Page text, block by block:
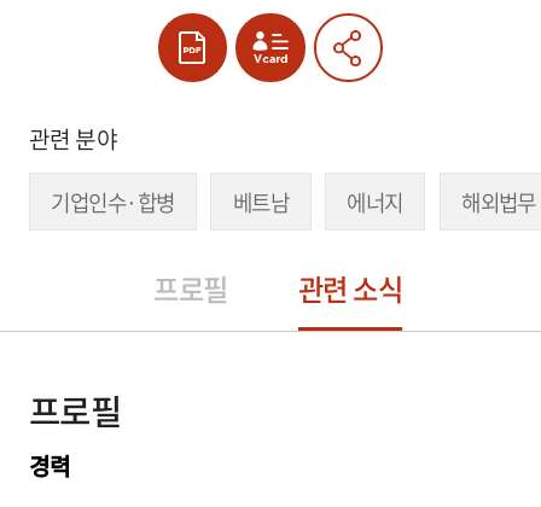
관련 분야
기업인수·합병 베트남 에너지 해외법무
프로필 관련 소식
프로필
경력